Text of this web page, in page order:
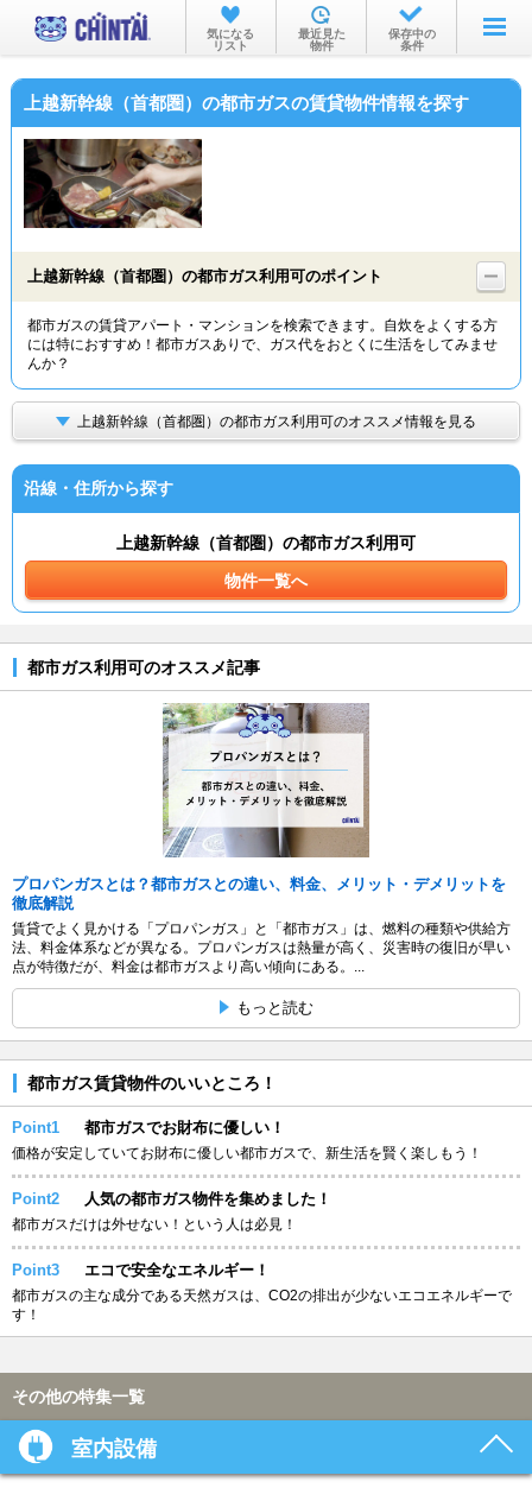
お部屋を探す
沿線・駅から
物件特集から
TOP
気になる
リスト
最近見た
物件
保存中の
条件
上越新幹線（首都圏）の都市ガスの賃貸物件情報を探す
上越新幹線（首都圏）の都市ガス利用可のポイント
都市ガスの賃貸アパート・マンションを検索できます。自炊をよくする方
には特におすすめ！都市ガスありで、ガス代をおとくに生活をしてみませ
んか？
上越新幹線（首都圏）の都市ガス利用可のオススメ情報を見る
沿線・住所から探す
上越新幹線（首都圏）の都市ガス利用可
物件一覧へ
都市ガス利用可のオススメ記事
プロパンガスとは？都市ガスとの違い、料金、メリット・デメリットを
徹底解説
賃貸でよく見かける「プロパンガス」と「都市ガス」は、燃料の種類や供給方
法、料金体系などが異なる。プロパンガスは熱量が高く、災害時の復旧が早い
点が特徴だが、料金は都市ガスより高い傾向にある。...
もっと読む
都市ガス賃貸物件のいいところ！
Point1 都市ガスでお財布に優しい！
価格が安定していてお財布に優しい都市ガスで、新生活を賢く楽しもう！
Point2 人気の都市ガス物件を集めました！
都市ガスだけは外せない！という人は必見！
Point3 エコで安全なエネルギー！
都市ガスの主な成分である天然ガスは、CO2の排出が少ないエコエネルギーで
す！
その他の特集一覧
室内設備